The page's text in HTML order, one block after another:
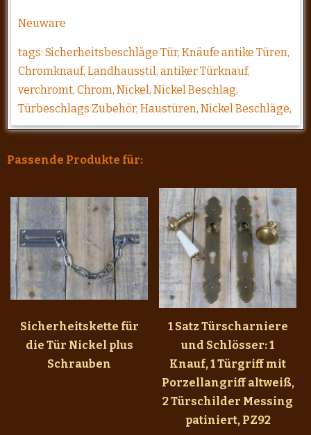
Neuware
tags: Sicherheitsbeschläge Tür, Knäufe antike Türen,
Chromknauf, Landhausstil, antiker Türknauf,
verchromt, Chrom, Nickel, Nickel Beschlag,
Türbeschlags Zubehör, Haustüren, Nickel Beschläge,
Passende Produkte für:
Sicherheitskette für
die Tür Nickel plus
Schrauben
1 Satz Türscharniere
und Schlösser: 1
Knauf, 1 Türgriff mit
Porzellangriff altweiß,
2 Türschilder Messing
patiniert, PZ92